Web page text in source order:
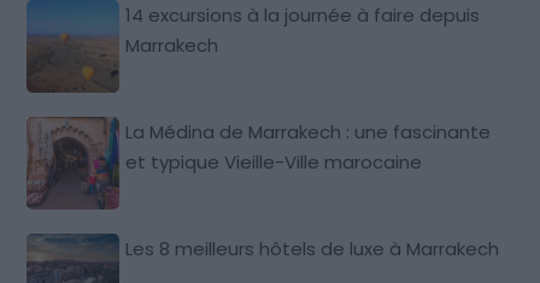
14 excursions à la journée à faire depuis
Marrakech
La Médina de Marrakech : une fascinante
et typique Vieille-Ville marocaine
Les 8 meilleurs hôtels de luxe à Marrakech